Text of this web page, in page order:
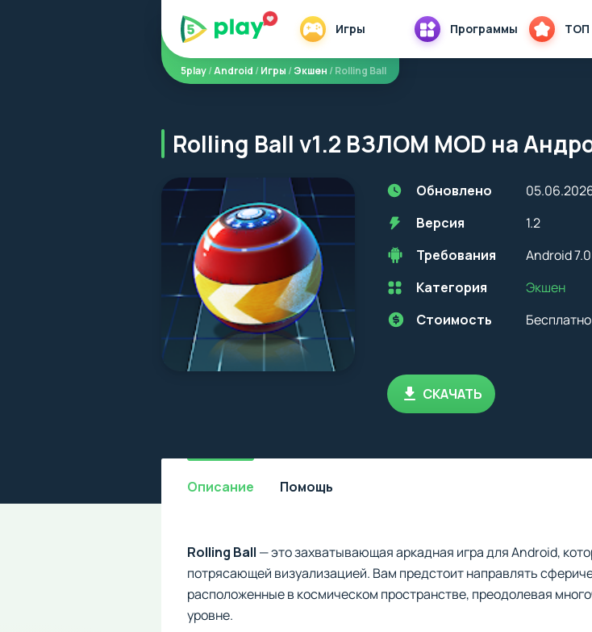
Игры Программы ТОП
5play/Android /Игры /Экшен / Rolling Ball
Rolling Ball v1.2 ВЗЛОМ MOD на
Обновлено
Версия
1.2
Требования
Android
Перед установкой приложения на
учитывать версию OS. Мы всегда
Категория
Экшен
Стоимость
Бесплатно
СКАЧАТЬ
Описание Помощь
Rolling Ball — это захватывающая аркадная игра для Android,
потрясающей визуализацией. Вам предстоит направлять
расположенные в космическом пространстве, преодолевая
уровне.